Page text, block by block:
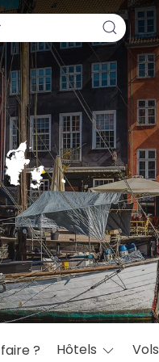
? Hôtels Vols
Août
Septembre